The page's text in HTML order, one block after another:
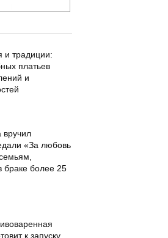
и традиции:
платьев
и
вручил
«За любовь
более 25
к запуску